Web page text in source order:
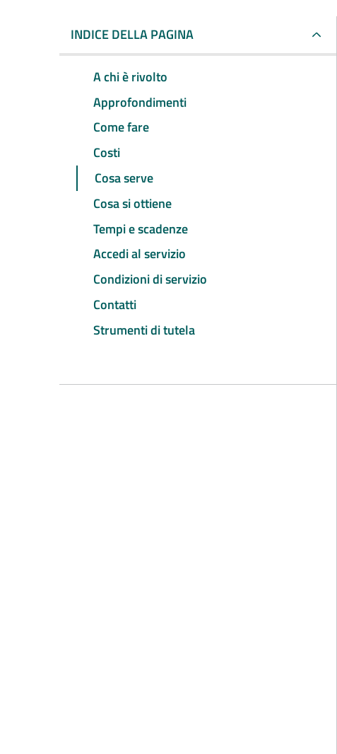
INDICE DELLA PAGINA
A chi è rivolto
Approfondimenti
Come fare
Costi
Cosa serve
Cosa si ottiene
Tempi e scadenze
Accedi al servizio
Condizioni di servizio
Contatti
Strumenti di tutela